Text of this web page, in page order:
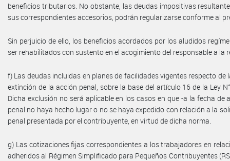
beneficios tributarios. No obstante, las deudas impositivas
sus correspondientes accesorios, podrán regularizarse conforme al
Sin perjuicio de ello, los beneficios acordados por los aludidos
ser rehabilitados con sustento en el acogimiento del responsable a la
f) Las deudas incluidas en planes de facilidades vigentes respecto de
extinción de la acción penal, sobre la base del artículo 16 de la Ley
Dicha exclusión no será aplicable en los casos en que -a la fecha de
penal no haya hecho lugar o no se haya expedido con relación a la
penal presentada por el contribuyente, en virtud de dicha norma.
g) Las cotizaciones fijas correspondientes a los trabajadores en
adheridos al Régimen Simplificado para Pequeños Contribuyentes